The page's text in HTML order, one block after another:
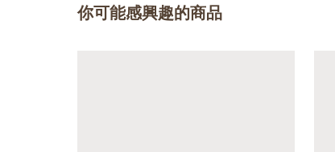
你可能感興趣的商品